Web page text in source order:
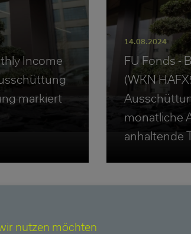
Income
markiert
14.08.2024
FU Fonds -
(WKN
monatliche
anhaltende
nutzen möchten